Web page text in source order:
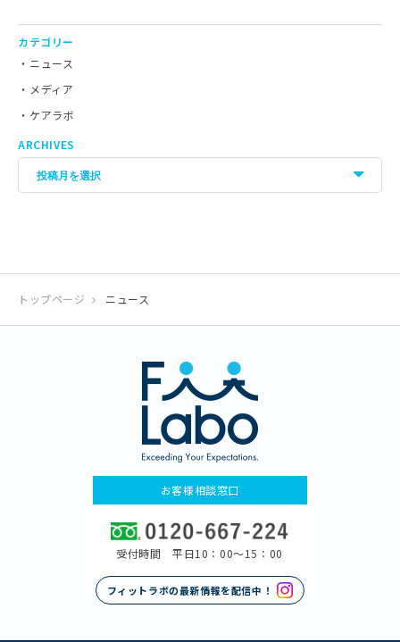
カテゴリー
ニュース
メディア
ケアラボ
ARCHIVES
トップページ ニュース
お客様相談窓口
受付時間 平日10：00〜15：00
フィットラボの最新情報を配信中！